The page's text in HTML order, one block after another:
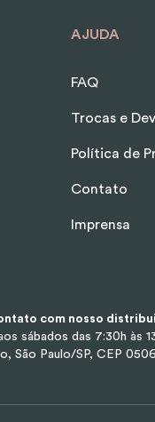
AJUDA
FAQ
Trocas e
Política de
Contato
Imprensa
com nosso
sábados das 7:30h às
São Paulo/SP, CEP